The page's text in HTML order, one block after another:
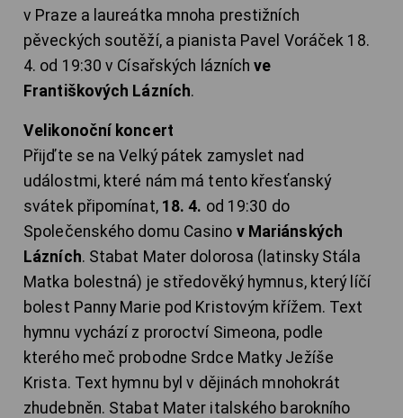
v Praze a laureátka mnoha prestižních
pěveckých soutěží, a pianista Pavel Voráček 18.
4. od 19:30 v Císařských lázníchve
Františkových Lázních.
Velikonoční koncert
Přijďte se na Velký pátek zamyslet nad
událostmi, které nám má tento křesťanský
svátek připomínat, 18. 4. od 19:30 do
Společenského domu Casino v Mariánských
Lázních. Stabat Mater dolorosa (latinsky Stála
Matka bolestná) je středověký hymnus, který líčí
bolest Panny Marie pod Kristovým křížem. Text
hymnu vychází z proroctví Simeona, podle
kterého meč probodne Srdce Matky Ježíše
Krista. Text hymnu byl v dějinách mnohokrát
zhudebněn. Stabat Mater italského barokního